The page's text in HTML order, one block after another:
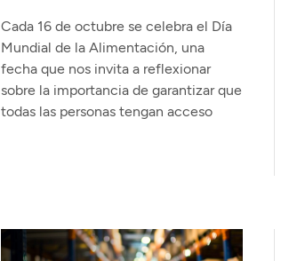
Cada 16 de octubre se celebra el Día
Mundial de la Alimentación, una
fecha que nos invita a reflexionar
sobre la importancia de garantizar que
todas las personas tengan acceso